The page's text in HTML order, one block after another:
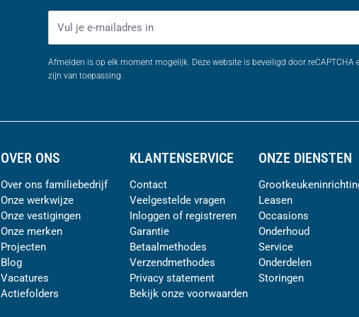
Afmelden is op elk moment mogelijk. Deze website is beveiligd door reCAPTCHA
zijn van toepassing.
OVER ONS
Over ons familiebedrijf
Onze werkwijze
Onze vestigingen
Onze merken
Projecten
Blog
Vacatures
Actiefolders
KLANTENSERVICE
Contact
Veelgestelde vragen
Inloggen of registreren
Garantie
Betaalmethodes
Verzendmethodes
Privacy statement
Bekijk onze voorwaarden
ONZE DIENSTEN
Leasen
Occasions
Onderhoud
Service
Onderdelen
Storingen